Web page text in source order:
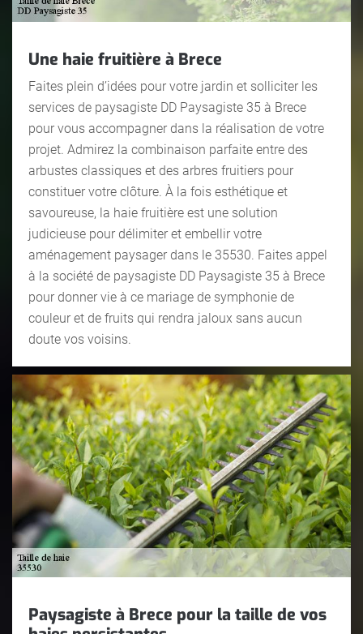
Une haie fruitière à Brece
Faites plein d’idées pour votre jardin et solliciter les
services de paysagiste DD Paysagiste 35 à Brece
pour vous accompagner dans la réalisation de votre
projet. Admirez la combinaison parfaite entre des
arbustes classiques et des arbres fruitiers pour
constituer votre clôture. À la fois esthétique et
savoureuse, la haie fruitière est une solution
judicieuse pour délimiter et embellir votre
aménagement paysager dans le 35530. Faites appel
à la société de paysagiste DD Paysagiste 35 à Brece
pour donner vie à ce mariage de symphonie de
couleur et de fruits qui rendra jaloux sans aucun
doute vos voisins.
Paysagiste à Brece pour la taille de vos